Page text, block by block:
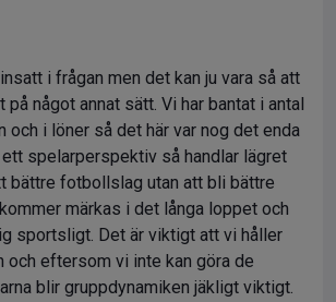
i frågan men det kan ju vara så att
på något annat sätt. Vi har bantat i antal
och i löner så det här var nog det enda
ett spelarperspektiv så handlar lägret
bättre fotbollslag utan att bli bättre
märkas i det långa loppet och
sportsligt. Det är viktigt att vi håller
och eftersom vi inte kan göra de
blir gruppdynamiken jäkligt viktigt.